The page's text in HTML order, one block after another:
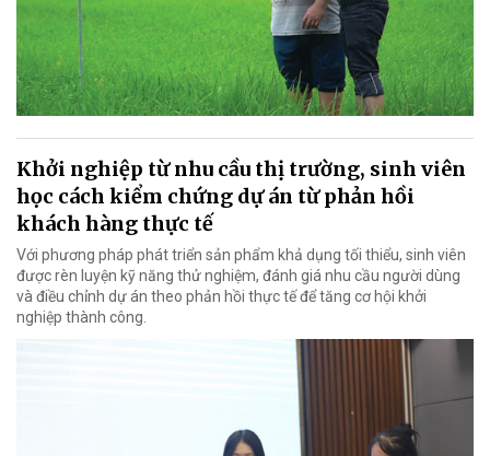
Khởi nghiệp từ nhu cầu thị trường, sinh viên
học cách kiểm chứng dự án từ phản hồi
khách hàng thực tế
Với phương pháp phát triển sản phẩm khả dụng tối thiểu, sinh viên
được rèn luyện kỹ năng thử nghiệm, đánh giá nhu cầu người dùng
và điều chỉnh dự án theo phản hồi thực tế để tăng cơ hội khởi
nghiệp thành công.